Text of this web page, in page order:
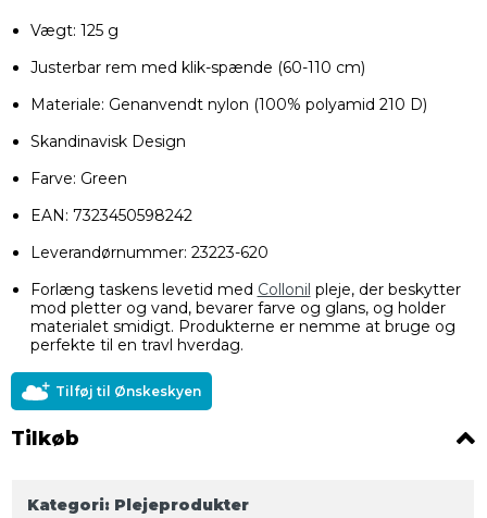
Vægt: 125 g
Justerbar rem med klik-spænde (60-110 cm)
Materiale: Genanvendt nylon (100% polyamid 210 D)
Skandinavisk Design
Farve: Green
EAN: 7323450598242
Leverandørnummer: 23223-620
Forlæng taskens levetid med Collonil pleje, der beskytter
mod pletter og vand, bevarer farve og glans, og holder
materialet smidigt. Produkterne er nemme at bruge og
perfekte til en travl hverdag.
Tilføj til Ønskeskyen
Tilkøb
Kategori: Plejeprodukter